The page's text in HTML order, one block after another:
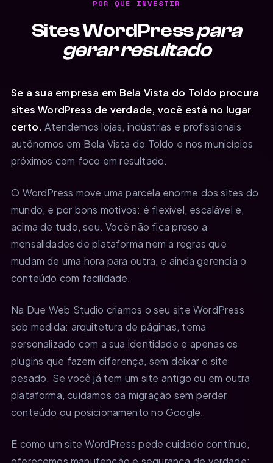
POR QUE INVESTIR
Sites WordPresspara
gerar resultado
Se a sua empresa em Bela Vista do Toldo procura
sites WordPress de verdade, você está no lugar
certo. Atendemos lojas, indústrias e profissionais
autônomos em Bela Vista do Toldo e nos municípios
próximos com foco em resultado.
O WordPress move uma parcela enorme dos sites do
mundo, e por bons motivos: é flexível, escalável e,
acima de tudo, seu. Você não fica preso a
mensalidades de plataforma nem a regras que
mudam de uma hora para outra, e ainda gerencia o
conteúdo com facilidade.
Na Due Web Studio criamos o seu site WordPress
sob medida: arquitetura de páginas, tema
personalizado com a sua identidade e apenas os
plugins que fazem diferença, sem deixar o site
pesado. Se você já tem um site antigo ou em outra
plataforma, cuidamos da migração sem perder
conteúdo ou posicionamento no Google.
E como um site WordPress pede cuidado contínuo,